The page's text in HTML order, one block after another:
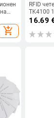
add_shopping_cart
RFID
TK4100
S50 S70
на
16.69